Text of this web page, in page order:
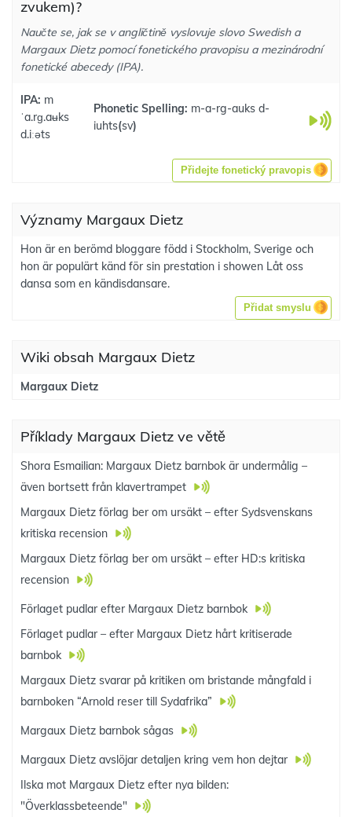
zvukem)?
Naučte se, jak se v angličtině vyslovuje slovo Swedish a
Margaux Dietz pomocí fonetického pravopisu a mezinárodní
fonetické abecedy (IPA).
IPA: m
ˈa.rɡ.aʉks
d.iːəts
Phonetic Spelling: m-a-rg-auks d-
iuhts(sv)
Přidejte fonetický pravopis
Významy Margaux Dietz
Hon är en berömd bloggare född i Stockholm, Sverige och
hon är populärt känd för sin prestation i showen Låt oss
dansa som en kändisdansare.
Přidat smyslu
Wiki obsah Margaux Dietz
Margaux Dietz
Příklady Margaux Dietz ve větě
Shora Esmailian: Margaux Dietz barnbok är undermålig –
även bortsett från klavertrampet
Margaux Dietz förlag ber om ursäkt – efter Sydsvenskans
kritiska recension
Margaux Dietz förlag ber om ursäkt – efter HD:s kritiska
recension
Förlaget pudlar efter Margaux Dietz barnbok
Förlaget pudlar – efter Margaux Dietz hårt kritiserade
barnbok
Margaux Dietz svarar på kritiken om bristande mångfald i
barnboken “Arnold reser till Sydafrika”
Margaux Dietz barnbok sågas
Margaux Dietz avslöjar detaljen kring vem hon dejtar
Ilska mot Margaux Dietz efter nya bilden:
"Överklassbeteende"